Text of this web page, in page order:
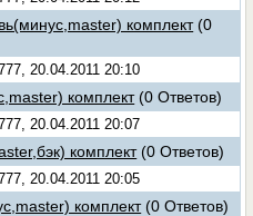
комплект (0
20.04.2011 20:10
комплект (0 Ответов)
20.04.2011 20:07
комплект (0 Ответов)
20.04.2011 20:05
комплект (0 Ответов)